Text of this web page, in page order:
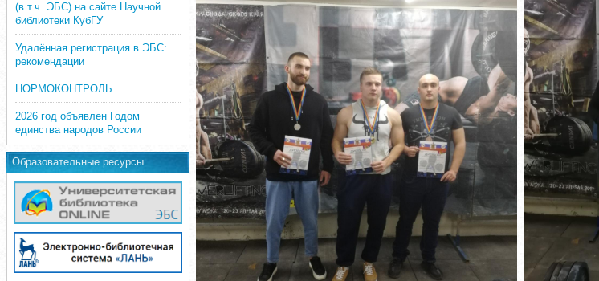
(в т.ч. ЭБС) на сайте Научной
библиотеки КубГУ
Удалённая регистрация в ЭБС:
рекомендации
НОРМОКОНТРОЛЬ
2026 год объявлен Годом
единства народов России
Образовательные ресурсы